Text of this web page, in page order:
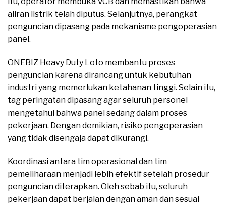
aliran listrik telah diputus. Selanjutnya, perangkat
penguncian dipasang pada mekanisme pengoperasian
panel.
ONEBIZ Heavy Duty Loto membantu proses
penguncian karena dirancang untuk kebutuhan
industri yang memerlukan ketahanan tinggi. Selain itu,
tag peringatan dipasang agar seluruh personel
mengetahui bahwa panel sedang dalam proses
pekerjaan. Dengan demikian, risiko pengoperasian
yang tidak disengaja dapat dikurangi.
Koordinasi antara tim operasional dan tim
pemeliharaan menjadi lebih efektif setelah prosedur
penguncian diterapkan. Oleh sebab itu, seluruh
pekerjaan dapat berjalan dengan aman dan sesuai